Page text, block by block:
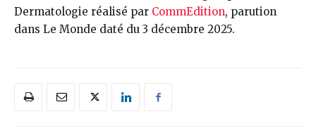
Dermatologie réalisé par CommEdition, parution
dans Le Monde daté du 3 décembre 2025.